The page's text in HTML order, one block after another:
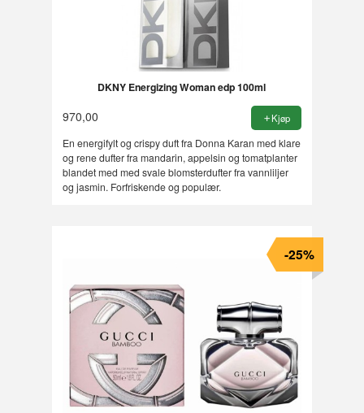
DKNY Energizing Woman edp 100ml
970,00 Kjøp
En energifylt og crispy duft fra Donna Karan med klare
og rene dufter fra mandarin, appelsin og tomatplanter
blandet med med svale blomsterdufter fra vannliljer
og jasmin. Forfriskende og populær.
-25%